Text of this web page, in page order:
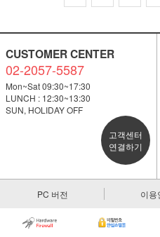
CUSTOMER CENTER
02-2057-5587
Mon~Sat 09:30~17:30
LUNCH : 12:30~13:30
SUN, HOLIDAY OFF
고객센터
연결하기
PC 버전 이용